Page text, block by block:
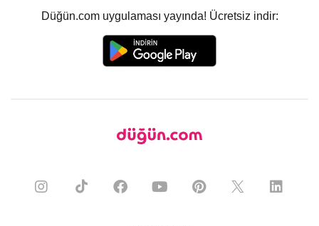
Düğün.com uygulaması yayında! Ücretsiz indir: